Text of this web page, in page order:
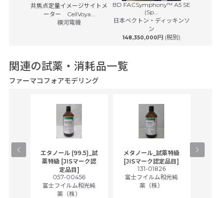
共焦点定量イメージサイトメ
ーター CellVoya...
横河電機
BD FACSymphony™ A5 SE
(Sp...
日本ベクトン・ディッキンソ
ン
148,350,000円 (税別)
関連の試薬・消耗品一覧
ファーマコフォアモデリング
エタノール (99.5)_試
薬特級 [JISマーク認
定品目]
057-00456
富士フイルム和光純
薬（株）
メタノール_試薬特級
[JISマーク認定品目]
131-01826
富士フイルム和光純
薬（株）